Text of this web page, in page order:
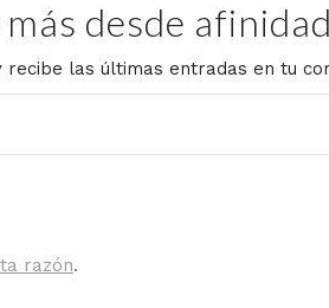
desde
recibe las últimas entradas en tu
razón.